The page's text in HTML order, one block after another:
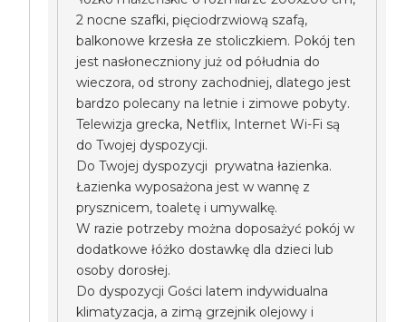
2 nocne szafki, pięciodrzwiową szafą,
balkonowe krzesła ze stoliczkiem. Pokój ten
jest nasłoneczniony już od półudnia do
wieczora, od strony zachodniej, dlatego jest
bardzo polecany na letnie i zimowe pobyty.
Telewizja grecka, Netflix, Internet Wi-Fi są
do Twojej dyspozycji.
Do Twojej dyspozycji prywatna łazienka.
Łazienka wyposażona jest w wannę z
prysznicem, toaletę i umywalkę.
W razie potrzeby można doposażyć pokój w
dodatkowe łóżko dostawkę dla dzieci lub
osoby dorosłej.
Do dyspozycji Gości latem indywidualna
klimatyzacja, a zimą grzejnik olejowy i